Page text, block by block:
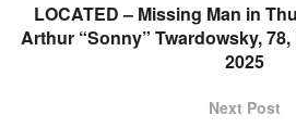
LOCATED – Missing Man in
Arthur “Sonny” Twardowsky,
2025
Next Post